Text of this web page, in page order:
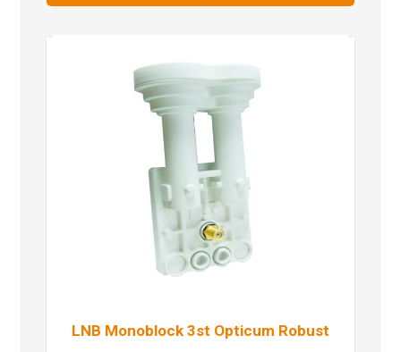
LNB Monoblock 3st Opticum Robust